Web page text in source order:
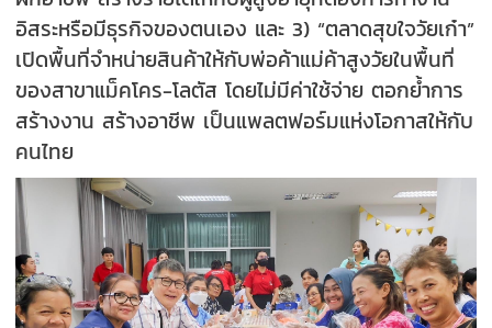
อิสระหรือมีธุรกิจของตนเอง และ 3) “ตลาดสุขใจวัยเก๋า”
เปิดพื้นที่จำหน่ายสินค้าให้กับพ่อค้าแม่ค้าสูงวัยในพื้นที่
ของสาขาแม็คโคร-โลตัส โดยไม่มีค่าใช้จ่าย ตอกย้ำการ
สร้างงาน สร้างอาชีพ เป็นแพลตฟอร์มแห่งโอกาสให้กับ
คนไทย